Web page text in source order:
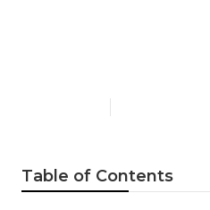
Table of Contents